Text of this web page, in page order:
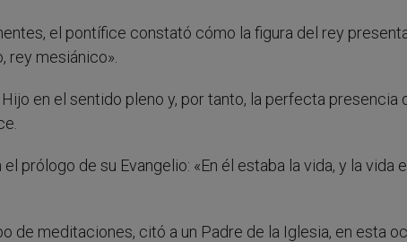
el pontífice constató cómo la figura del rey
rey mesiánico».
en el sentido pleno y, por tanto, la perfecta presencia
prólogo de su Evangelio: «En él estaba la vida, y la vida
de meditaciones, citó a un Padre de la Iglesia, en esta